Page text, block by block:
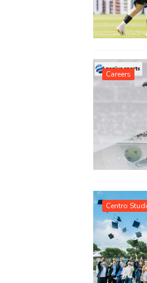
Careers
Centro Studi